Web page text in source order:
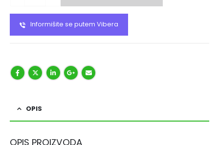
Informišite se putem Vibera
OPIS
OPIS PROIZVODA